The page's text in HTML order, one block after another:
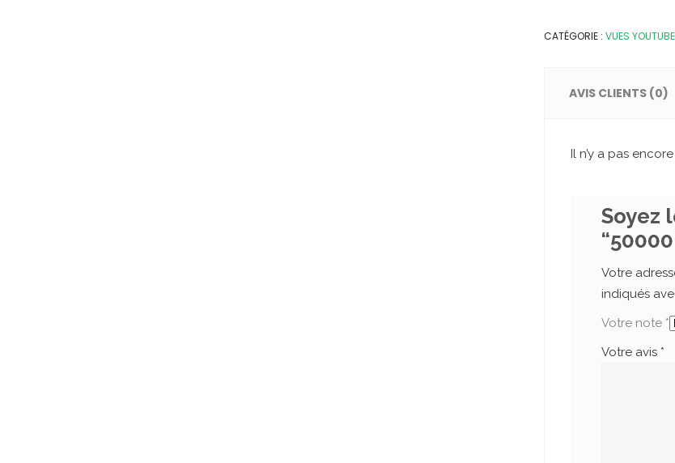
CATÉGORIE : VUES YOUTUBE
AVIS CLIENTS (0)
Il n’y a pas encore
Soyez
Votre
indiqués
Votre note *
Votre avis *